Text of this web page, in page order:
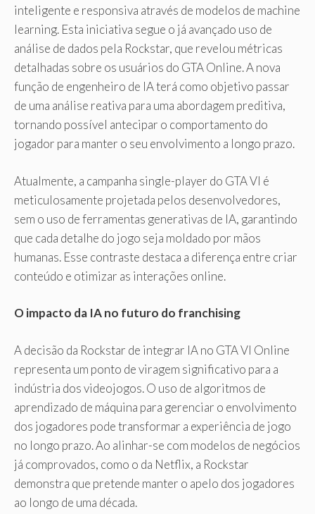
inteligente e responsiva através de modelos de machine
learning. Esta iniciativa segue o já avançado uso de
análise de dados pela Rockstar, que revelou métricas
detalhadas sobre os usuários do GTA Online. A nova
função de engenheiro de IA terá como objetivo passar
de uma análise reativa para uma abordagem preditiva,
tornando possível antecipar o comportamento do
jogador para manter o seu envolvimento a longo prazo.
Atualmente, a campanha single-player do GTA VI é
meticulosamente projetada pelos desenvolvedores,
sem o uso de ferramentas generativas de IA, garantindo
que cada detalhe do jogo seja moldado por mãos
humanas. Esse contraste destaca a diferença entre criar
conteúdo e otimizar as interações online.
O impacto da IA ​​no futuro do franchising
A decisão da Rockstar de integrar IA no GTA VI Online
representa um ponto de viragem significativo para a
indústria dos videojogos. O uso de algoritmos de
aprendizado de máquina para gerenciar o envolvimento
dos jogadores pode transformar a experiência de jogo
no longo prazo. Ao alinhar-se com modelos de negócios
já comprovados, como o da Netflix, a Rockstar
demonstra que pretende manter o apelo dos jogadores
ao longo de uma década.